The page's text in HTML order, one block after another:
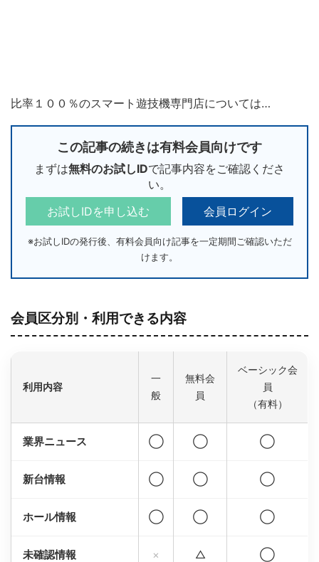
比率１００％のスマート遊技機専門店については…
この記事の続きは有料会員向けです
まずは無料のお試しIDで記事内容をご確認くださ
い。
お試しIDを申し込む
会員ログイン
※お試しIDの発行後、有料会員向け記事を一定期間ご確認いただ
けます。
会員区分別・利用できる内容
利用内容
一
般
無料会
員
ベーシック会
員
（有料）
業界ニュース ◯ ◯ ◯
新台情報 ◯ ◯ ◯
ホール情報 ◯ ◯ ◯
未確認情報 × △ ◯